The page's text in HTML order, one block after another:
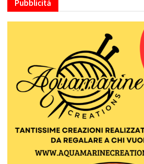
Pubblicità